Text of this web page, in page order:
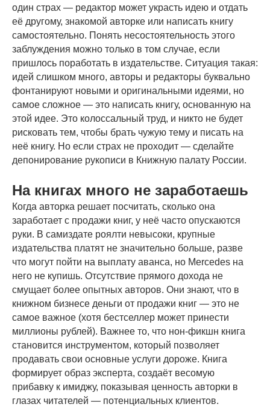
один страх — редактор может украсть идею и отдать
её другому, знакомой авторке или написать книгу
самостоятельно. Понять несостоятельность этого
заблуждения можно только в том случае, если
пришлось поработать в издательстве. Ситуация такая:
идей слишком много, авторы и редакторы буквально
фонтанируют новыми и оригинальными идеями, но
самое сложное — это написать книгу, основанную на
этой идее. Это колоссальный труд, и никто не будет
рисковать тем, чтобы брать чужую тему и писать на
неё книгу. Но если страх не проходит — сделайте
депонирование рукописи в Книжную палату России.
На книгах много не заработаешь
Когда авторка решает посчитать, сколько она
заработает с продажи книг, у неё часто опускаются
руки. В самиздате роялти невысоки, крупные
издательства платят не значительно больше, разве
что могут пойти на выплату аванса, но Mercedes на
него не купишь. Отсутствие прямого дохода не
смущает более опытных авторов. Они знают, что в
книжном бизнесе деньги от продажи книг — это не
самое важное (хотя бестселлер может принести
миллионы рублей). Важнее то, что нон-фикшн книга
становится инструментом, который позволяет
продавать свои основные услуги дороже. Книга
формирует образ эксперта, создаёт весомую
прибавку к имиджу, показывая ценность авторки в
глазах читателей — потенциальных клиентов.